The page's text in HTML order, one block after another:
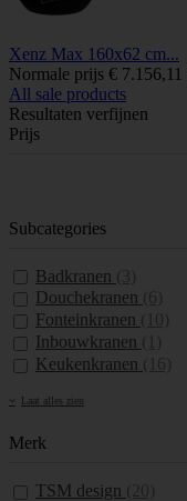
Xenz Max 160x62 cm...
Normale prijs € 7.156,11
All sale products
Resultaten verfijnen
Prijs
Subcategories
Badkranen
Douchekranen
Fonteinkranen
Inbouwkranen
Keukenkranen
Laat alles zien
Merk
TSM design